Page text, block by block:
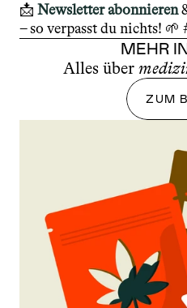
📩 Newsletter abonnieren
– so verpasst du nichts!
MEHR
Alles über
ZUM